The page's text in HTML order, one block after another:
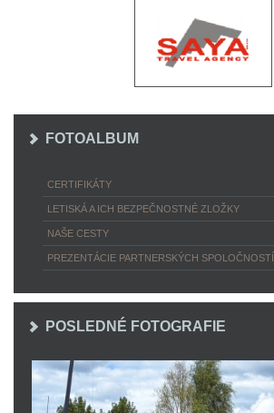
FOTOALBUM
CERTIFIKÁTY
LETISKÁ A ICH BEZPEČNOSTNÉ ZLOŽKY
NAŠE CESTY
PREZENTÁCIE PARTNERSKÝCH SPOLOČNOSTÍ
POSLEDNÉ FOTOGRAFIE